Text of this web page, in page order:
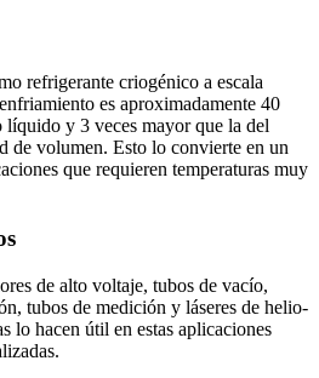
refrigerante criogénico a escala
es aproximadamente 40
y 3 veces mayor que la del
de volumen. Esto lo convierte en un
que requieren temperaturas muy
de alto voltaje, tubos de vacío,
tubos de medición y láseres de helio-
lo hacen útil en estas aplicaciones